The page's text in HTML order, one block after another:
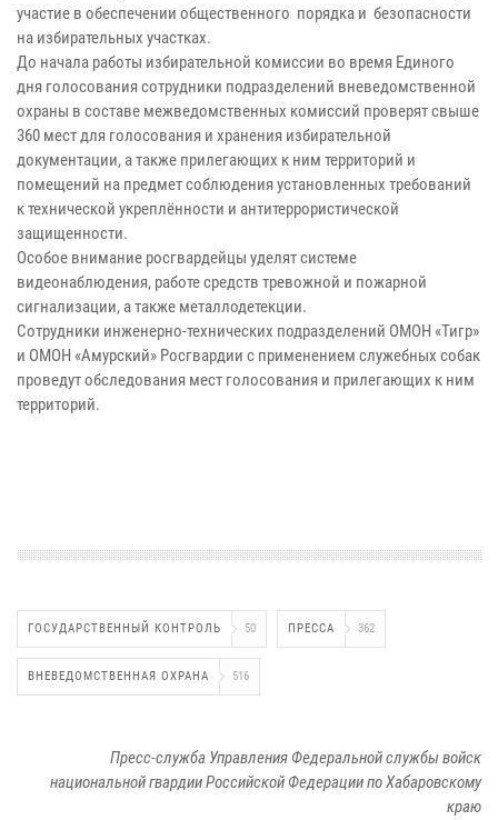
участие в обеспечении общественного порядка и безопасности
на избирательных участках.
До начала работы избирательной комиссии во время Единого
дня голосования сотрудники подразделений вневедомственной
охраны в составе межведомственных комиссий проверят свыше
360 мест для голосования и хранения избирательной
документации, а также прилегающих к ним территорий и
помещений на предмет соблюдения установленных требований
к технической укреплённости и антитеррористической
защищенности.
Особое внимание росгвардейцы уделят системе
видеонаблюдения, работе средств тревожной и пожарной
сигнализации, а также металлодетекции.
Сотрудники инженерно-технических подразделений ОМОН «Тигр»
и ОМОН «Амурский» Росгвардии с применением служебных собак
проведут обследования мест голосования и прилегающих к ним
территорий.
ГОСУДАРСТВЕННЫЙ КОНТРОЛЬ 50 ПРЕССА 362
ВНЕВЕДОМСТВЕННАЯ ОХРАНА 516
Пресс-служба Управления Федеральной службы войск
национальной гвардии Российской Федерации по Хабаровскому
краю